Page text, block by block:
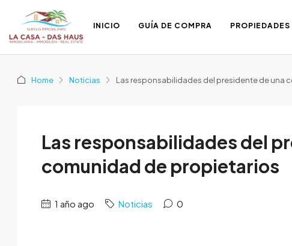
INICIO GUÍA DE COMPRA PROPIEDADES
Home Noticias Las responsabilidades del presidente de una
Las responsabilidades del
comunidad de propietarios
1 año ago Noticias 0